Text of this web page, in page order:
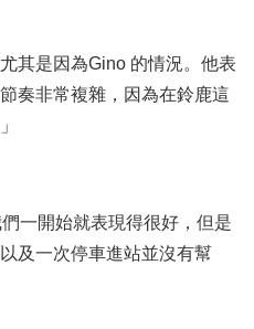
其是因為Gino 的情況。他表
奏非常複雜，因為在鈴鹿這
一開始就表現得很好，但是
及一次停車進站並沒有幫